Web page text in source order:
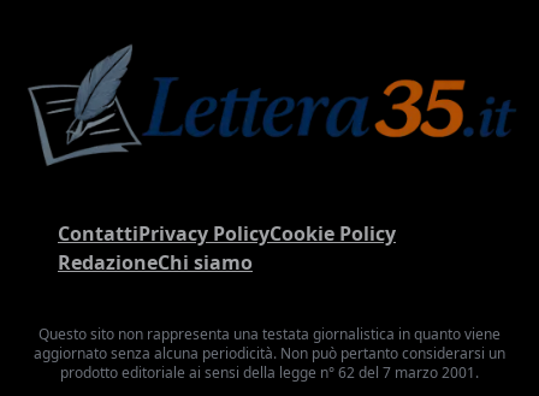
ContattiPrivacy PolicyCookie Policy
RedazioneChi siamo
Questo sito non rappresenta una testata giornalistica in quanto viene
aggiornato senza alcuna periodicità. Non può pertanto considerarsi un
prodotto editoriale ai sensi della legge n° 62 del 7 marzo 2001.